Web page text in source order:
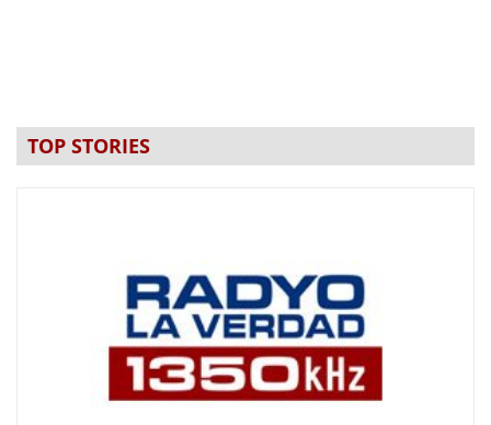
TOP STORIES